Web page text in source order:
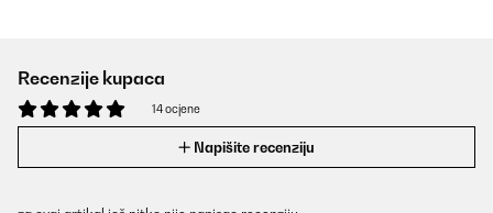
Recenzije kupaca
14 ocjene
Napišite recenziju